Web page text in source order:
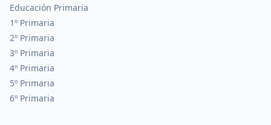
Educación Primaria
1º Primaria
2º Primaria
3º Primaria
4º Primaria
5º Primaria
6º Primaria